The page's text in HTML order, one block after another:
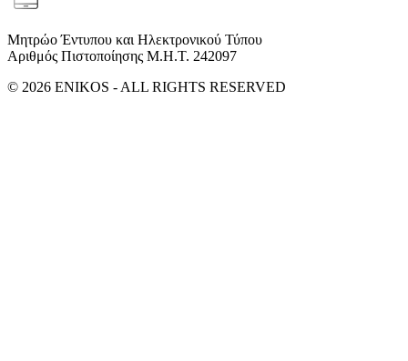
Μητρώο Έντυπου και Ηλεκτρονικού Τύπου
Αριθμός Πιστοποίησης Μ.Η.Τ. 242097
© 2026 ENIKOS - ALL RIGHTS RESERVED